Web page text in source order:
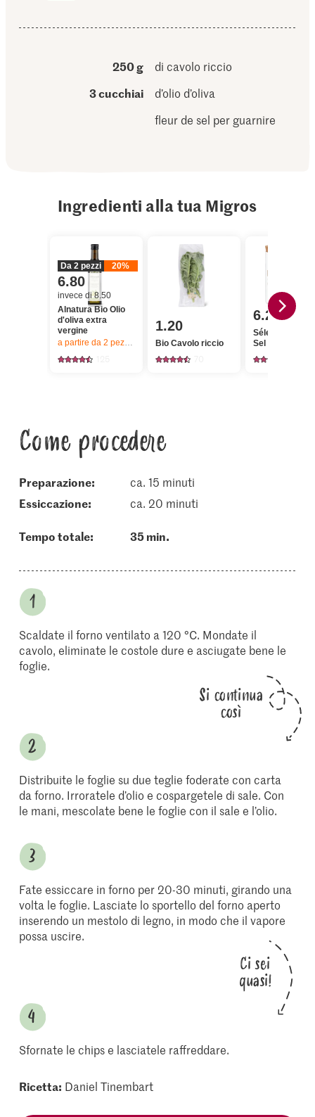
250 g
di cavolo riccio
3 cucchiai
d’olio d’oliva
fleur de sel per guarnire
Ingredienti alla tua Migros
Da 2 pezzi 20%
6.80
invece di 8.50
Alnatura Bio Olio
d'oliva extra
vergine
a partire da 2 pezzi, Offerta valida solo dal 6.8 al 12.8.2026, fino a
1.20
Bio Cavolo riccio
6.20
Sélection Fleur
Sel
Come procedere
Preparazione:
ca. 15 minuti
essiccazione:
ca. 20 minuti
Tempo totale: 35 min.
Scaldate il forno ventilato a 120 °C. Mondate il
cavolo, eliminate le costole dure e asciugate bene le
foglie.
Si continua
così
Distribuite le foglie su due teglie foderate con carta
da forno. Irroratele d’olio e cospargetele di sale. Con
le mani, mescolate bene le foglie con il sale e l’olio.
Fate essiccare in forno per 20-30 minuti, girando una
volta le foglie. Lasciate lo sportello del forno aperto
inserendo un mestolo di legno, in modo che il vapore
possa uscire.
Ci sei
quasi!
Sfornate le chips e lasciatele raffreddare.
Ricetta: Daniel Tinembart